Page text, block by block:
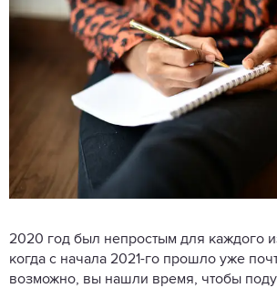
2020 год был непростым для каждого
когда с начала 2021-го прошло уже
возможно, вы нашли время, чтобы